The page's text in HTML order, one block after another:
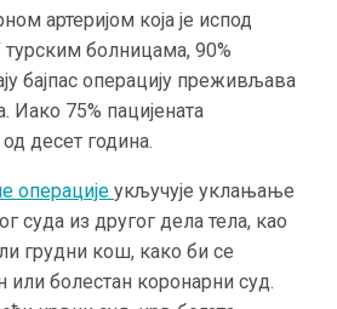
артеријом која је испод
болницама, 90%
бајпас операцију преживљава
Иако 75% пацијената
десет година.
операције укључује уклањање
суда из другог дела тела, као
грудни кош, како би се
болестан коронарни суд.